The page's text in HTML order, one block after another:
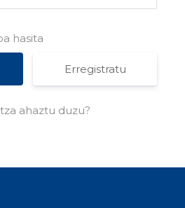
hasita
Erregistratu
ahaztu duzu?